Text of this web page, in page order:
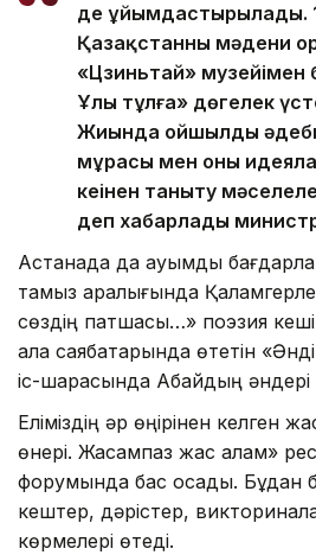
де ұйымдастырылады.
Қазақстанның мәдени
«Цзиньтай» музейімен
Ұлы тұлға» дөңгелек
Жиында ойшылдың
мұрасы мен оның
кеңінен таныту
деп хабарлады
Астанада да ауқымды
тамыз аралығында
сөздің патшасы…» поэзия
қала саябақтарында өтетін
іс-шарасында Абайдың әндері
Еліміздің әр өңірінен келген
өнері. Жасампаз жас қалам»
форумында бас қосады. Бұдан
кештер, дәрістер,
көрмелері өтеді.